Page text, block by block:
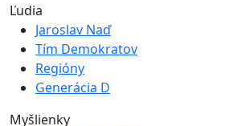
Ľudia
Jaroslav Naď
Tím Demokratov
Regióny
Generácia D
Myšlienky